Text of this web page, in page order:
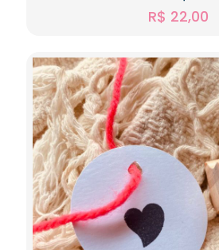
R$ 22,00